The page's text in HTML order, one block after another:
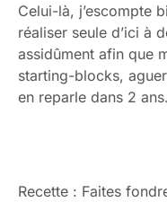
Celui-là, j’escompte
réaliser seule d’ici à
assidûment afin que
starting-blocks,
en reparle dans 2 ans.
Recette : Faites